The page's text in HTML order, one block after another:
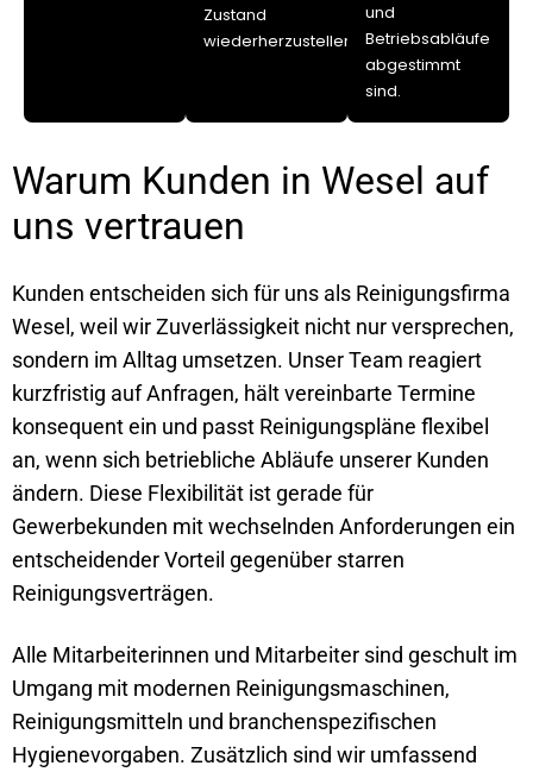
Zustand
wiederherzustellen.
und
Betriebsabläufe
abgestimmt
sind.
Warum Kunden in Wesel auf
uns vertrauen
Kunden entscheiden sich für uns als Reinigungsfirma
Wesel, weil wir Zuverlässigkeit nicht nur versprechen,
sondern im Alltag umsetzen. Unser Team reagiert
kurzfristig auf Anfragen, hält vereinbarte Termine
konsequent ein und passt Reinigungspläne flexibel
an, wenn sich betriebliche Abläufe unserer Kunden
ändern. Diese Flexibilität ist gerade für
Gewerbekunden mit wechselnden Anforderungen ein
entscheidender Vorteil gegenüber starren
Reinigungsverträgen.
Alle Mitarbeiterinnen und Mitarbeiter sind geschult im
Umgang mit modernen Reinigungsmaschinen,
Reinigungsmitteln und branchenspezifischen
Hygienevorgaben. Zusätzlich sind wir umfassend